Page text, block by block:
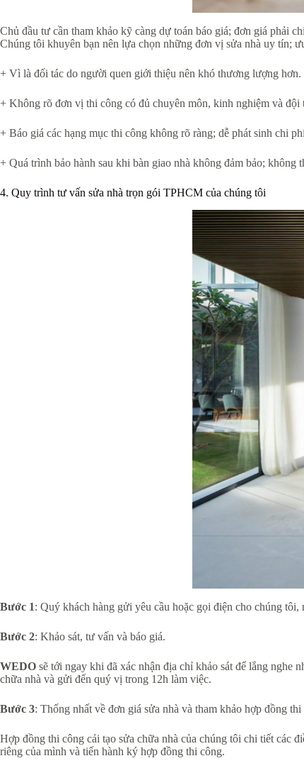
Chủ đầu tư cần tham khảo kỹ càng dự toán báo giá; đơn giá phải
Chúng tôi khuyên bạn nên lựa chọn những đơn vị sửa nhà uy tín;
+ Vì là đối tác do người quen giới thiệu nên khó thương lượng hơn.
+ Không rõ đơn vị thi công có đủ chuyên môn, kinh nghiệm và đội
+ Báo giá các hạng mục thi công không rõ ràng; dễ phát sinh chi
+ Quá trình bảo hành sau khi bàn giao nhà không đảm bảo;
4. Quy trình tư vấn sửa nhà trọn gói TPHCM của chúng tôi
Bước 1: Quý khách hàng gửi yêu cầu hoặc gọi điện cho chúng
Bước 2: Khảo sát, tư vấn và báo giá.
WEDO sẽ tới ngay khi đã xác nhận địa chỉ khảo sát để lắng nghe
chữa nhà và gửi đến quý vị trong 12h làm việc.
Bước 3: Thống nhất về đơn giá sửa nhà và tham khảo hợp đồng thi
Hợp đồng thi công cải tạo sửa chữa nhà của chúng tôi chi tiết các
riêng của mình và tiến hành ký hợp đồng thi công.